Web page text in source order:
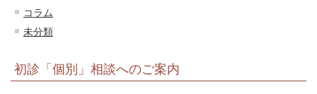
コラム
未分類
初診「個別」相談へのご案内